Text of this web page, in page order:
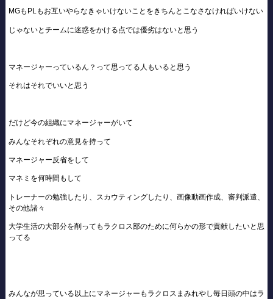
MGもPLもお互いやらなきゃいけないことをきちんとこなさなければいけない
じゃないとチームに迷惑をかける点では優劣はないと思う
マネージャーっているん？って思ってる人もいると思う
それはそれでいいと思う
だけど今の組織にマネージャーがいて
みんなそれぞれの意見を持って
マネージャー反省をして
マネミを何時間もして
トレーナーの勉強したり、スカウティングしたり、画像動画作成、審判派遣、
その他諸々
大学生活の大部分を削ってもラクロス部のために何らかの形で貢献したいと思
ってる
みんなが思っている以上にマネージャーもラクロスまみれやし毎日頭の中はラ